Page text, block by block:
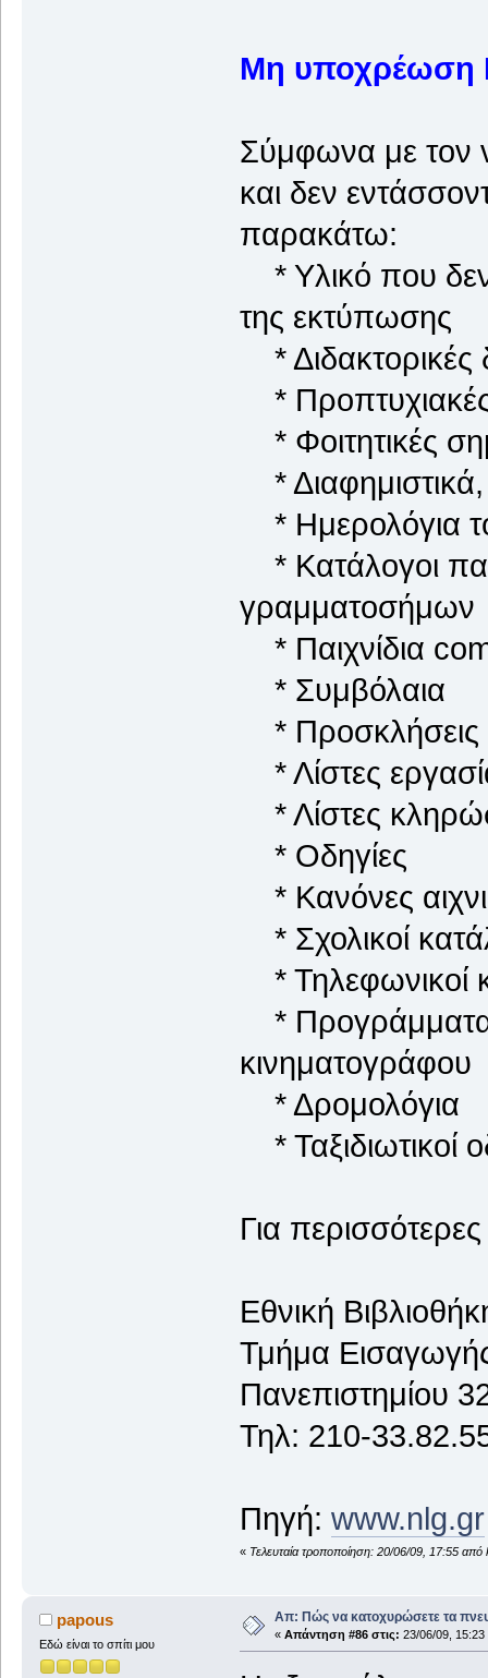
Μη υποχρέωση
Σύμφωνα με τον
και δεν
παρακάτω:
* Υλικό που δεν
της εκτύπωσης
* Διδακτορικές
* Προπτυχιακές
* Φοιτητικές
*
* Ημερολόγια
* Κατάλογοι
γραμματοσήμων
* Παιχνίδια
* Συμβόλαια
* Προσκλήσεις
* Λίστες
* Λίστες
* Οδηγίες
* Κανόνες
* Σχολικοί
* Τηλεφωνικοί
* Προγράμματα
κινηματογράφου
* Δρομολόγια
* Ταξιδιωτικοί
Για
Εθνική
Τμήμα
Πανεπιστημίου
Τηλ: 210-
Πηγή: www.nlg.gr
« Τελευταία τροποποίηση: 20/06/09, 17:55 από
papous
Εδώ είναι το σπίτι μου
Απ: Πώς να κατοχυρώσετε τα
« Απάντηση #86 στις: 23/06/09, 15:23